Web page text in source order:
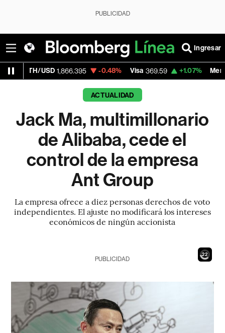
PUBLICIDAD
Ingresar
1,866.395 -0.48% Visa 369.59 +1.07% MercadoLibre
ACTUALIDAD
Jack Ma, multimillonario
de Alibaba, cede el
control de la empresa
Ant Group
La empresa ofrece a diez personas derechos de voto
independientes. El ajuste no modificará los intereses
económicos de ningún accionista
20
PUBLICIDAD